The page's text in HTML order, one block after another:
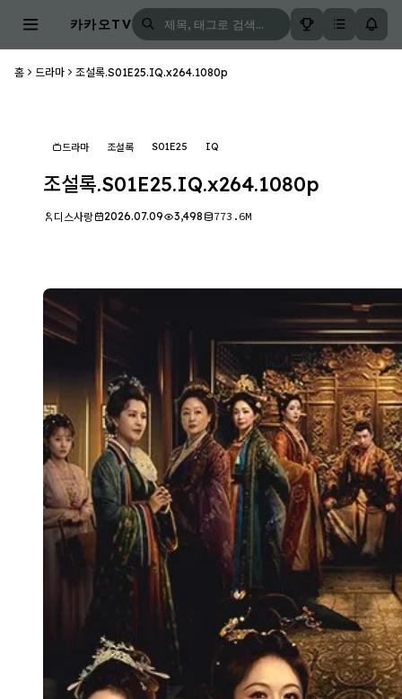
카카오TV
홈 드라마 조설록.S01E25.IQ.x264.1080p
드라마 조설록 S01E25 IQ
조설록.S01E25.IQ.x264.1080p
디스사랑 2026.07.09 3,498 773.6M